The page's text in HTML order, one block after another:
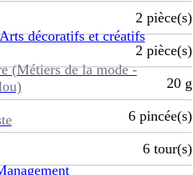
décoratifs et créatifs
(Métiers de la mode -
2 pièce(s)
2 pièce(s)
20 g
6 pincée(s)
6 tour(s)